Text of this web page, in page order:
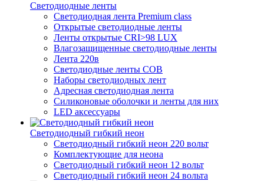
Светодиодные ленты
Светодиодная лента Premium class
Открытые светодиодные ленты
Ленты открытые CRI>98 LUX
Влагозащищенные светодиодные ленты
Лента 220в
Светодиодные ленты COB
Наборы светодиодных лент
Адресная светодиодная лента
Силиконовые оболочки и ленты для них
LED аксессуары
Светодиодный гибкий неон
Светодиодный гибкий неон 220 вольт
Комплектующие для неона
Светодиодный гибкий неон 12 вольт
Светодиодный гибкий неон 24 вольта